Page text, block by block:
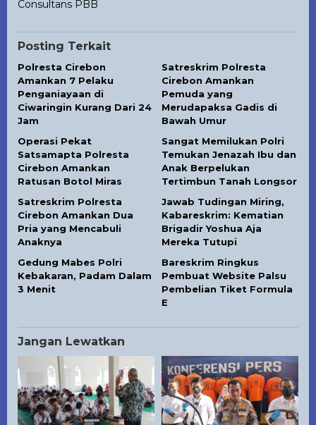
Consultans PBB
Posting Terkait
Polresta Cirebon
Amankan 7 Pelaku
Penganiayaan di
Ciwaringin Kurang Dari 24
Jam
Satreskrim Polresta
Cirebon Amankan
Pemuda yang
Merudapaksa Gadis di
Bawah Umur
Operasi Pekat
Satsamapta Polresta
Cirebon Amankan
Ratusan Botol Miras
Sangat Memilukan Polri
Temukan Jenazah Ibu dan
Anak Berpelukan
Tertimbun Tanah Longsor
Satreskrim Polresta
Cirebon Amankan Dua
Pria yang Mencabuli
Anaknya
Jawab Tudingan Miring,
Kabareskrim: Kematian
Brigadir Yoshua Aja
Mereka Tutupi
Gedung Mabes Polri
Kebakaran, Padam Dalam
3 Menit
Bareskrim Ringkus
Pembuat Website Palsu
Pembelian Tiket Formula
E
Jangan Lewatkan